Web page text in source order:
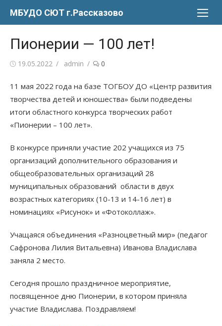
МБУДО СЮТ г.Рассказово
Пионерии — 100 лет!
Опубликовано
19.05.2022 Автор
admin 0
11 мая 2022 года на базе ТОГБОУ ДО «Центр развития
творчества детей и юношества» были подведены
итоги областного конкурса творческих работ
«Пионерии – 100 лет».
В конкурсе приняли участие 202 учащихся из 75
организаций дополнительного образования и
общеобразовательных организаций 28
муниципальных образований области в двух
возрастных категориях (10-13 и 14-16 лет) в
номинациях «Рисунок» и «Фотоколлаж».
Учащаяся объединения «Разноцветный мир» (педагог
Сафронова Лилия Витальевна) Иванова Владислава
заняла 2 место.
Сегодня прошло праздничное мероприятие,
посвященное дню Пионерии, в котором приняла
участие Владислава. Поздравляем!